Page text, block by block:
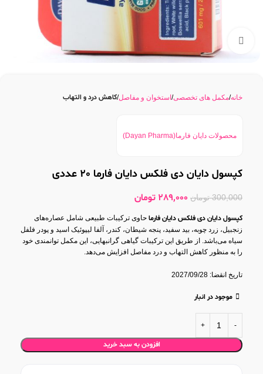
بزرگنمایی تصویر
خانه مکمل های تخصصی استخوان و مفاصل کاهش درد و التهاب
محصولات دایان فارما(Dayan Pharma)
کپسول دایان دی فلکس دایان فارما 20 عددی
300,000 تومان 289,000 تومان
کپسول دایان دی فلکس دایان فارما حاوی ترکیبات طبیعی شامل عصاره‌های
زنجبیل، زرد چوبه، بید سفید، پنجه شیطان، کندر، آلفا لیپوئیک اسید و پودر فلفل
سیاه می‌باشد. از طریق این ترکیبات گیاهی گرانبهایی، این مکمل توانمندی خود
را به منظور کاهش التهاب و درد مفاصل افزایش می‌دهد.
تاریخ انقضا: 2027/09/28
موجود در انبار
افزودن به سبد خرید